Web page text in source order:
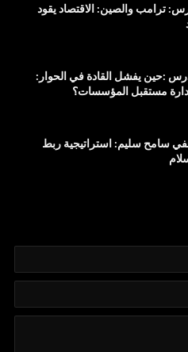
ترامب والصين: الاقتصاد يقود
:حين يفشل القادة في الحوار:
مستقبل المؤسسات؟
سامح سليم: استراتيجية ربط